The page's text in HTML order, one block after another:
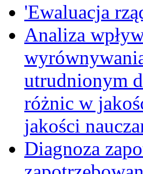
'Ewaluacja
Analiza
utrudnionym
różnic w
jakości
Diagnoza